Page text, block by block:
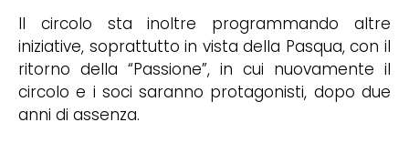
Il circolo sta inoltre programmando altre
iniziative, soprattutto in vista della Pasqua, con il
ritorno della “Passione”, in cui nuovamente il
circolo e i soci saranno protagonisti, dopo due
anni di assenza.